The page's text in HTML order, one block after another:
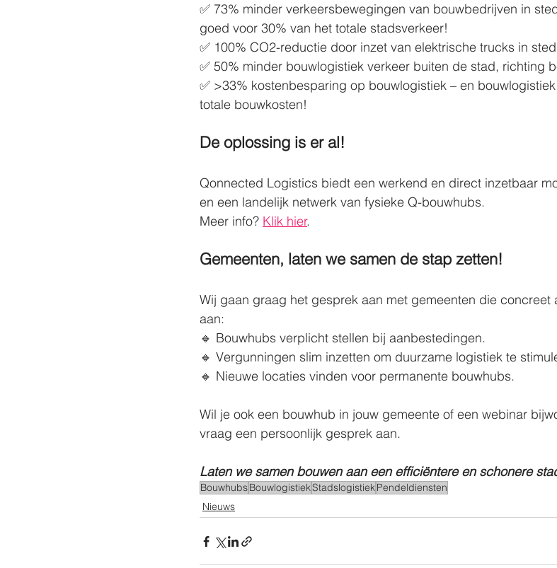
✅ 73% minder verkeersbewegingen van bouwbedrijven in
goed voor 30% van het totale stadsverkeer!
✅ 100% CO2-reductie door inzet van elektrische trucks in
✅ 50% minder bouwlogistiek verkeer buiten de stad, richting
✅ >33% kostenbesparing op bouwlogistiek – en
totale bouwkosten!
De oplossing is er al!
Qonnected Logistics biedt een werkend en direct inzetbaar
en een landelijk netwerk van fysieke Q-bouwhubs.
Meer info? Klik hier.
Gemeenten, laten we samen de stap zetten!
Wij gaan graag het gesprek aan met gemeenten die concreet
aan:
🔹 Bouwhubs verplicht stellen bij aanbestedingen.
🔹 Vergunningen slim inzetten om duurzame logistiek te
🔹 Nieuwe locaties vinden voor permanente bouwhubs.
Wil je ook een bouwhub in jouw gemeente of een webinar
vraag een persoonlijk gesprek aan.
Laten we samen bouwen aan een efficiëntere en schonere
BouwhubsBouwlogistiekStadslogistiekPendeldiensten
Nieuws